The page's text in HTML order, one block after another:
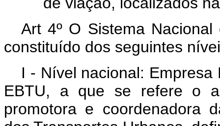
Art 4º O Sistema
constituído dos seguintes
I - Nível nacional:
EBTU, a que se refere o
promotora e coordenadora